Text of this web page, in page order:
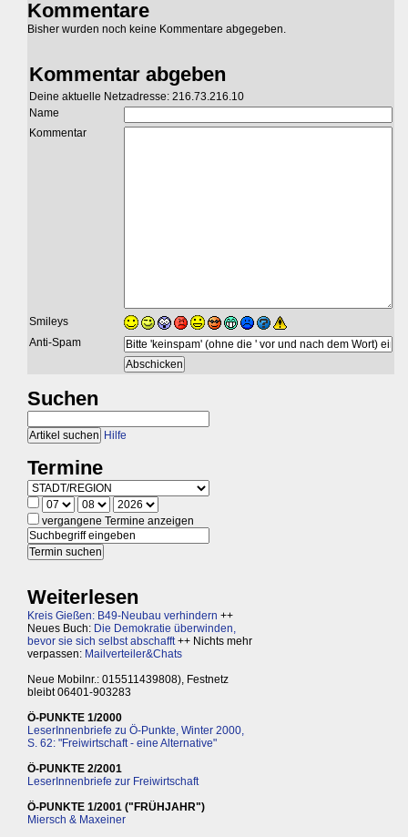
Kommentare
Bisher wurden noch keine Kommentare abgegeben.
Kommentar abgeben
Deine aktuelle Netzadresse: 216.73.216.10
Name
Kommentar
Smileys
Anti-Spam
Suchen
Hilfe
Termine
vergangene Termine anzeigen
Weiterlesen
Kreis Gießen: B49-Neubau verhindern ++
Neues Buch: Die Demokratie überwinden,
bevor sie sich selbst abschafft++ Nichts mehr
verpassen: Mailverteiler&Chats
Neue Mobilnr.: 015511439808), Festnetz
bleibt 06401-903283
Ö-PUNKTE 1/2000
LeserInnenbriefe zu Ö-Punkte, Winter 2000,
S. 62: "Freiwirtschaft - eine Alternative"
Ö-PUNKTE 2/2001
LeserInnenbriefe zur Freiwirtschaft
Ö-PUNKTE 1/2001 ("FRÜHJAHR")
Miersch & Maxeiner